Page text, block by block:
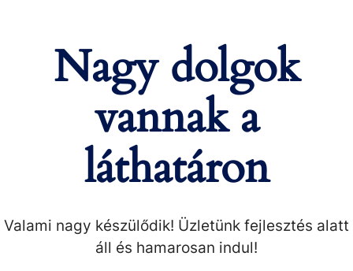
Nagy dolgok
vannak a
láthatáron
Valami nagy készülődik! Üzletünk fejlesztés alatt
áll és hamarosan indul!